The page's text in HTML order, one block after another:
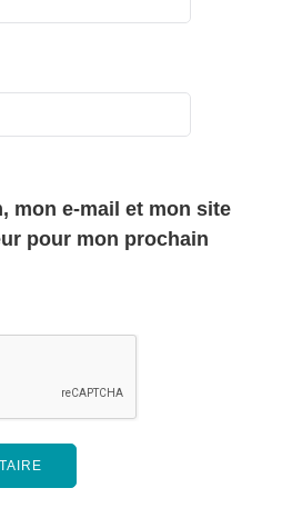
mon e-mail et mon site
pour mon prochain